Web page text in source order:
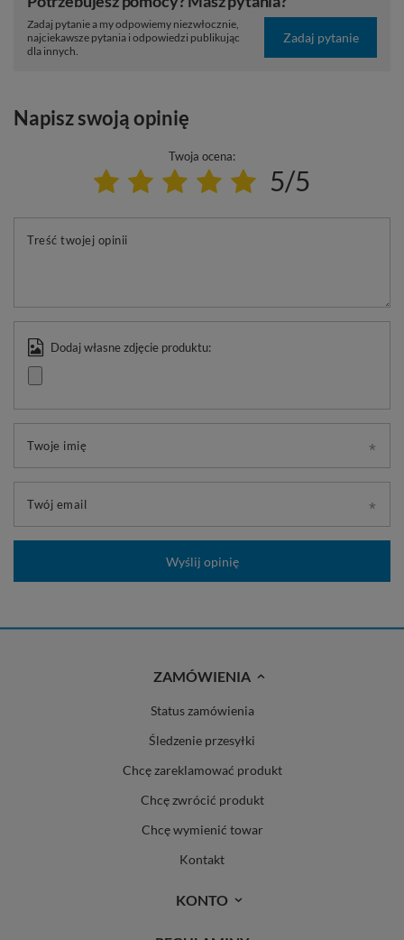
Zadaj pytanie a my odpowiemy niezwłocznie,
najciekawsze pytania i odpowiedzi publikując
dla innych.
Zadaj pytanie
Napisz swoją opinię
Twoja ocena:
5/5
Treść twojej opinii
Dodaj własne zdjęcie produktu:
Twoje imię
Twój email
Wyślij opinię
ZAMÓWIENIA
Status zamówienia
Śledzenie przesyłki
Chcę zareklamować produkt
Chcę zwrócić produkt
Chcę wymienić towar
Kontakt
KONTO